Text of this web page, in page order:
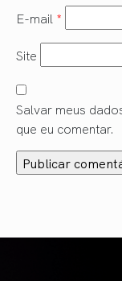
E-mail *
Site
Salvar meus
que eu comentar.